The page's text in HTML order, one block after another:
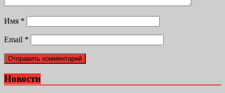
Имя *
Email *
Новости